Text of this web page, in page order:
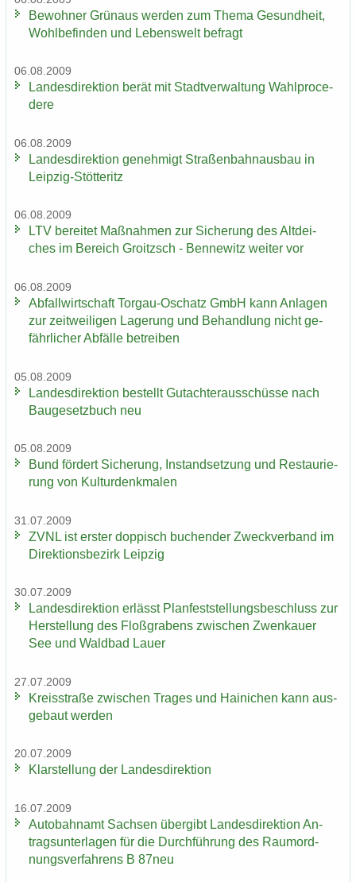
Be­woh­ner Grün­aus wer­den zum Thema Ge­sund­heit,
Wohl­be­fin­den und Le­bens­welt be­fragt
06.08.2009
Lan­des­di­rek­ti­on berät mit Stadt­ver­wal­tung Wahlpro­ce­
de­re
06.08.2009
Lan­des­di­rek­ti­on ge­neh­migt Stra­ßen­bahn­aus­bau in
Leipzig-​Stötteritz
06.08.2009
LTV be­rei­tet Maß­nah­men zur Si­che­rung des Alt­dei­
ches im Be­reich Groitzsch - Ben­ne­witz wei­ter vor
06.08.2009
Ab­fall­wirt­schaft Torgau-​Oschatz GmbH kann An­la­gen
zur zeit­wei­li­gen La­ge­rung und Be­hand­lung nicht ge­
fähr­li­cher Ab­fäl­le be­trei­ben
05.08.2009
Lan­des­di­rek­ti­on be­stellt Gut­ach­ter­aus­schüs­se nach
Bau­ge­setz­buch neu
05.08.2009
Bund för­dert Si­che­rung, In­stand­set­zung und Re­stau­rie­
rung von Kul­tur­denk­ma­len
31.07.2009
ZVNL ist ers­ter dop­pisch bu­chen­der Zweck­ver­band im
Di­rek­ti­ons­be­zirk Leip­zig
30.07.2009
Lan­des­di­rek­ti­on er­lässt Plan­fest­stel­lungs­be­schluss zur
Her­stel­lung des Floß­gra­bens zwi­schen Zwenkau­er
See und Wald­bad Lauer
27.07.2009
Kreis­stra­ße zwi­schen Tra­ges und Hai­ni­chen kann aus­
ge­baut wer­den
20.07.2009
Klar­stel­lung der Lan­des­di­rek­ti­on
16.07.2009
Au­to­bahn­amt Sach­sen über­gibt Lan­des­di­rek­ti­on An­
trags­un­ter­la­gen für die Durch­füh­rung des Raum­ord­
nungs­ver­fah­rens B 87neu